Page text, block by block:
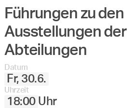
27. 28. 29. 30.Juni
Führungen zu den
Ausstellungen der
Abteilungen
Datum
Fr, 30.6.
Uhrzeit
18:00 Uhr